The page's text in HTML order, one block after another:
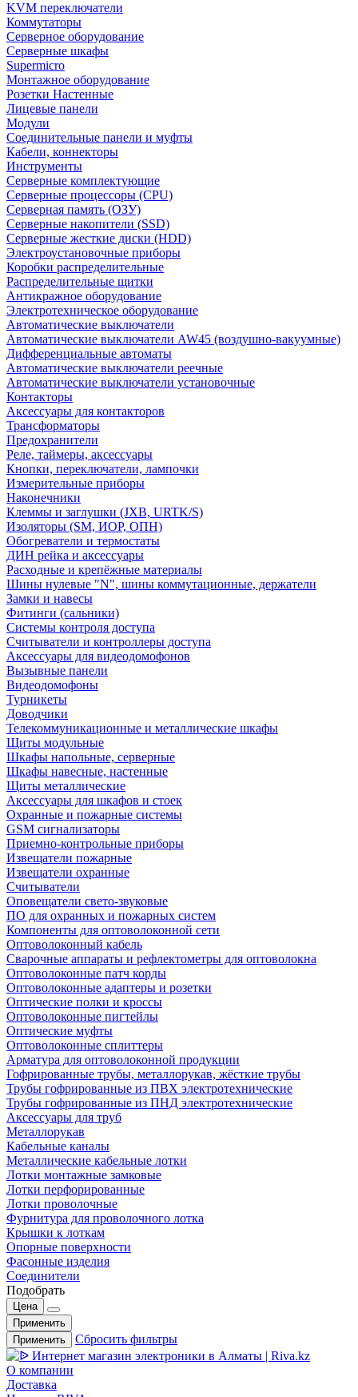
KVM переключатели
Коммутаторы
Серверное оборудование
Серверные шкафы
Supermicro
Монтажное оборудование
Розетки Настенные
Лицевые панели
Модули
Соединительные панели и муфты
Кабели, коннекторы
Инструменты
Серверные комплектующие
Серверные процессоры (CPU)
Серверная память (ОЗУ)
Серверные накопители (SSD)
Серверные жесткие диски (HDD)
Электроустановочные приборы
Коробки распределительные
Распределительные щитки
Антикражное оборудование
Электротехническое оборудование
Автоматические выключатели
Автоматические выключатели AW45 (воздушно-вакуумные)
Дифференциальные автоматы
Автоматические выключатели реечные
Автоматические выключатели установочные
Контакторы
Аксессуары для контакторов
Трансформаторы
Предохранители
Реле, таймеры, аксессуары
Кнопки, переключатели, лампочки
Измерительные приборы
Наконечники
Клеммы и заглушки (JXB, URTK/S)
Изоляторы (SM, ИОР, ОПН)
Обогреватели и термостаты
ДИН рейка и аксессуары
Расходные и крепёжные материалы
Шины нулевые "N", шины коммутационные, держатели
Замки и навесы
Фитинги (сальники)
Системы контроля доступа
Считыватели и контроллеры доступа
Аксессуары для видеодомофонов
Вызывные панели
Видеодомофоны
Турникеты
Доводчики
Телекоммуникационные и металлические шкафы
Щиты модульные
Шкафы напольные, серверные
Шкафы навесные, настенные
Щиты металлические
Аксессуары для шкафов и стоек
Охранные и пожарные системы
GSM сигнализаторы
Приемно-контрольные приборы
Извещатели пожарные
Извещатели охранные
Считыватели
Оповещатели свето-звуковые
ПО для охранных и пожарных систем
Компоненты для оптоволоконной сети
Оптоволоконный кабель
Сварочные аппараты и рефлектометры для оптоволокна
Оптоволоконные патч корды
Оптоволоконные адаптеры и розетки
Оптические полки и кроссы
Оптоволоконные пигтейлы
Оптические муфты
Оптоволоконные сплиттеры
Арматура для оптоволоконной продукции
Гофрированные трубы, металлорукав, жёсткие трубы
Трубы гофрированные из ПВХ электротехнические
Трубы гофрированные из ПНД электротехнические
Аксессуары для труб
Металлорукав
Кабельные каналы
Металлические кабельные лотки
Лотки монтажные замковые
Лотки перфорированные
Лотки проволочные
Фурнитура для проволочного лотка
Крышки к лоткам
Опорные поверхности
Фасонные изделия
Соединители
Подобрать
Цена
Применить
Применить
Сбросить фильтры
О компании
Доставка